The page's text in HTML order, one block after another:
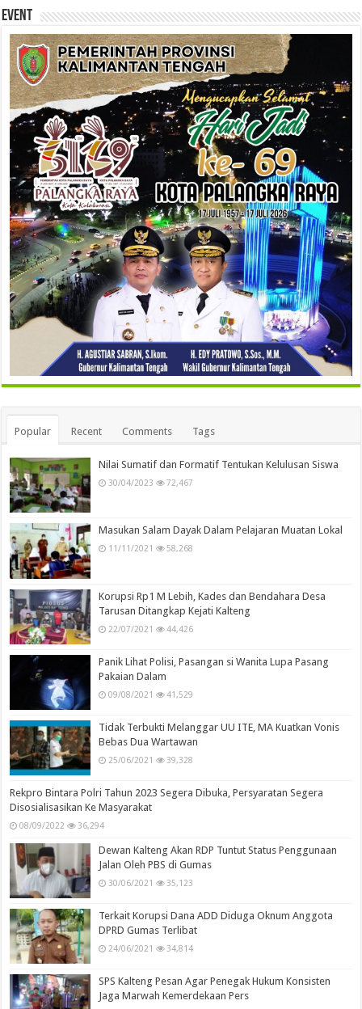
Event
Popular Recent Comments Tags
Nilai Sumatif dan Formatif Tentukan Kelulusan Siswa
30/04/2023 72,467
Masukan Salam Dayak Dalam Pelajaran Muatan Lokal
11/11/2021 58,268
Korupsi Rp1 M Lebih, Kades dan Bendahara Desa
Tarusan Ditangkap Kejati Kalteng
22/07/2021 44,426
Panik Lihat Polisi, Pasangan si Wanita Lupa Pasang
Pakaian Dalam
09/08/2021 41,529
Tidak Terbukti Melanggar UU ITE, MA Kuatkan Vonis
Bebas Dua Wartawan
25/06/2021 39,328
Rekpro Bintara Polri Tahun 2023 Segera Dibuka, Persyaratan Segera
Disosialisasikan Ke Masyarakat
08/09/2022 36,294
Dewan Kalteng Akan RDP Tuntut Status Penggunaan
Jalan Oleh PBS di Gumas
30/06/2021 35,123
Terkait Korupsi Dana ADD Diduga Oknum Anggota
DPRD Gumas Terlibat
24/06/2021 34,814
SPS Kalteng Pesan Agar Penegak Hukum Konsisten
Jaga Marwah Kemerdekaan Pers